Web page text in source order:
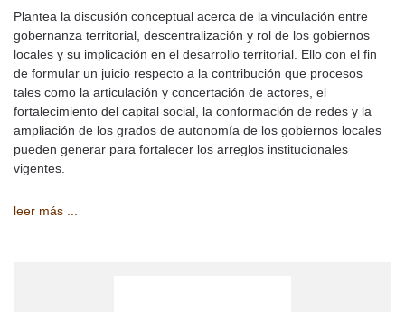
Plantea la discusión conceptual acerca de la vinculación entre
gobernanza territorial, descentralización y rol de los gobiernos
locales y su implicación en el desarrollo territorial. Ello con el fin
de formular un juicio respecto a la contribución que procesos
tales como la articulación y concertación de actores, el
fortalecimiento del capital social, la conformación de redes y la
ampliación de los grados de autonomía de los gobiernos locales
pueden generar para fortalecer los arreglos institucionales
vigentes.
leer más ...